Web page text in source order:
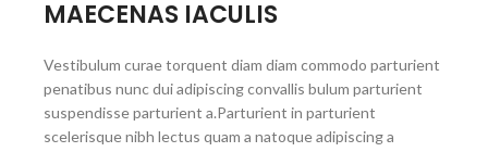
MAECENAS IACULIS
Vestibulum curae torquent diam diam commodo parturient
penatibus nunc dui adipiscing convallis bulum parturient
suspendisse parturient a.Parturient in parturient
scelerisque nibh lectus quam a natoque adipiscing a